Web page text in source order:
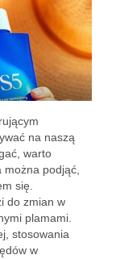
na naszą
warto
można podjąć,
się.
do zmian w
plamami.
stosowania
w